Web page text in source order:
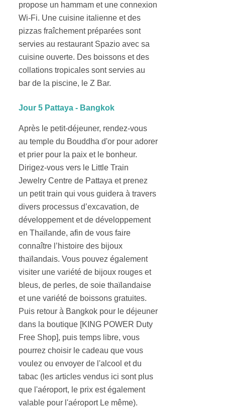
propose un hammam et une connexion
Wi-Fi. Une cuisine italienne et des
pizzas fraîchement préparées sont
servies au restaurant Spazio avec sa
cuisine ouverte. Des boissons et des
collations tropicales sont servies au
bar de la piscine, le Z Bar.
Jour 5 Pattaya - Bangkok
Après le petit-déjeuner, rendez-vous
au temple du Bouddha d'or pour adorer
et prier pour la paix et le bonheur.
Dirigez-vous vers le Little Train
Jewelry Centre de Pattaya et prenez
un petit train qui vous guidera à travers
divers processus d’excavation, de
développement et de développement
en Thaïlande, afin de vous faire
connaître l’histoire des bijoux
thaïlandais. Vous pouvez également
visiter une variété de bijoux rouges et
bleus, de perles, de soie thaïlandaise
et une variété de boissons gratuites.
Puis retour à Bangkok pour le déjeuner
dans la boutique [KING POWER Duty
Free Shop], puis temps libre, vous
pourrez choisir le cadeau que vous
voulez ou envoyer de l'alcool et du
tabac (les articles vendus ici sont plus
que l'aéroport, le prix est également
valable pour l'aéroport Le même).